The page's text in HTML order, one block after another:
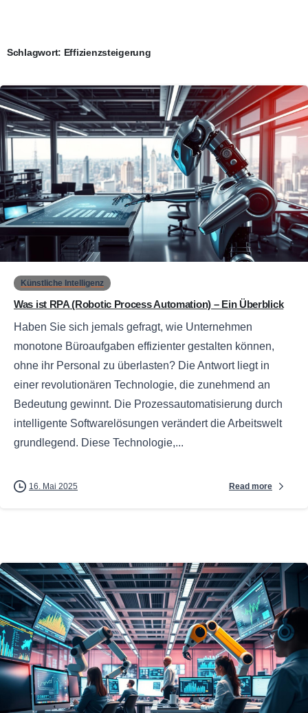
Schlagwort: Effizienzsteigerung
0
Künstliche Intelligenz
Was ist RPA (Robotic Process Automation) – Ein Überblick
Haben Sie sich jemals gefragt, wie Unternehmen
monotone Büroaufgaben effizienter gestalten können,
ohne ihr Personal zu überlasten? Die Antwort liegt in
einer revolutionären Technologie, die zunehmend an
Bedeutung gewinnt. Die Prozessautomatisierung durch
intelligente Softwarelösungen verändert die Arbeitswelt
grundlegend. Diese Technologie,...
16. Mai 2025 Read more